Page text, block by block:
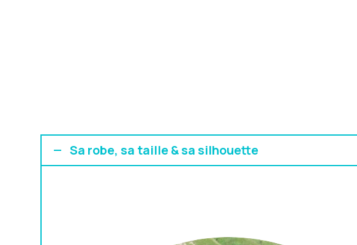
Sa robe, sa taille & sa silhouette